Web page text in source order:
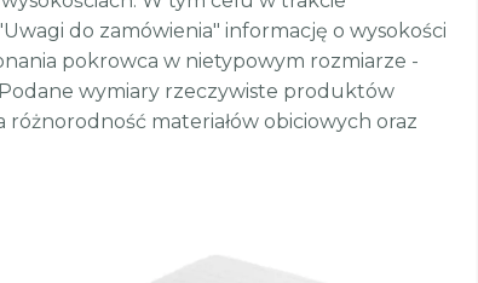
do zamówienia" informację o wysokości
pokrowca w nietypowym rozmiarze -
wymiary rzeczywiste produktów
różnorodność materiałów obiciowych oraz